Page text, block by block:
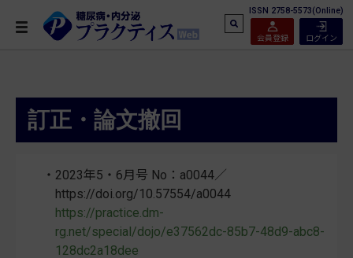
ISSN 2758-5573(Online)
ログイン
会員登録
訂正・論文撤回
2023年5・6月号 No：a0044／
https://doi.org/10.57554/a0044
https://practice.dm-
rg.net/special/dojo/e37562dc-85b7-48d9-abc8-
128dc2a18dee